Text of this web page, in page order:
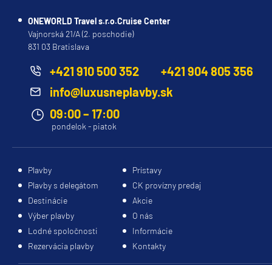
ONEWORLD Travel s.r.o.Cruise Center
Vajnorská 21/A (2. poschodie)
831 03 Bratislava
+421 910 500 352
+421 904 805 356
info@luxusneplavby.sk
09:00 – 17:00
pondelok - piatok
Plavby
Prístavy
Plavby s delegátom
CK provízny predaj
Destinácie
Akcie
Výber plavby
O nás
Lodné spoločnosti
Informácie
Rezervácia plavby
Kontakty